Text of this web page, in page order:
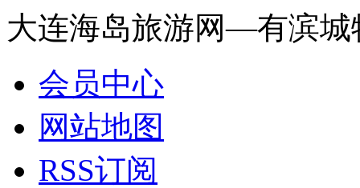
大连海岛旅游网—有滨城
会员中心
网站地图
RSS订阅